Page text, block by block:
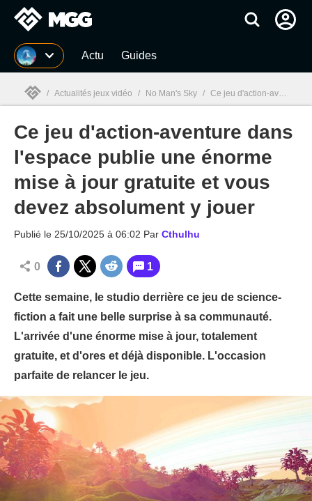
MGG Actu Guides
MGG
/ Actualités jeux vidéo / No Man's Sky / Ce jeu d'action-aventure dans l'espace publie une énorme mise à jour gratuite et vous devez absolument y jouer
Ce jeu d'action-aventure dans
l'espace publie une énorme
mise à jour gratuite et vous
devez absolument y jouer
Publié le 25/10/2025 à 06:02 Par Cthulhu
0 1
Cette semaine, le studio derrière ce jeu de science-
fiction a fait une belle surprise à sa communauté.
L'arrivée d'une énorme mise à jour, totalement
gratuite, et d'ores et déjà disponible. L'occasion
parfaite de relancer le jeu.